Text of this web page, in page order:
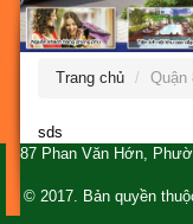
Trang chủ Quận
sds
287 Phan Văn Hớn,
© 2017. Bản quyền